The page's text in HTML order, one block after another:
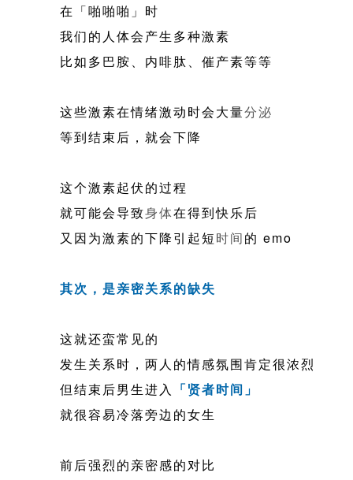
在「啪啪啪」时
我们的人体会产生多种激素
比如多巴胺、内啡肽、催产素等等
这些激素在情绪激动时会大量分泌
等到结束后，就会下降
这个激素起伏的过程
就可能会导致身体在得到快乐后
又因为激素的下降引起短时间的 emo
其次，是亲密关系的缺失
这就还蛮常见的
发生关系时，两人的情感氛围肯定很浓烈
但结束后男生进入 「贤者时间」
就很容易冷落旁边的女生
前后强烈的亲密感的对比